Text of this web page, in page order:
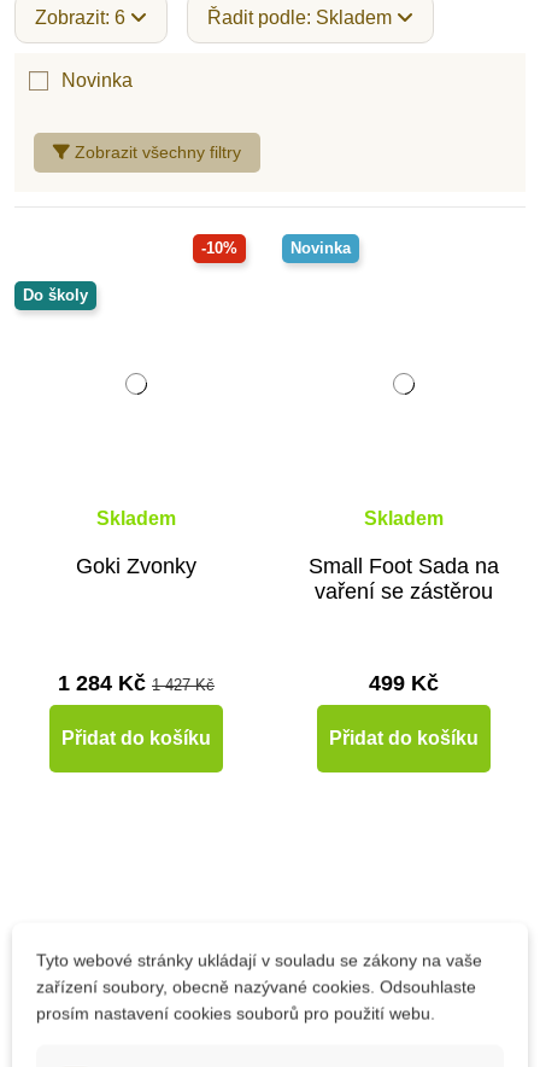
Zobrazit: 6 Řadit podle: Skladem
Zobrazit všechny filtry
Novinka
-10%
Do školy
Skladem
Goki Zvonky
1 284 Kč 1 427 Kč
Přidat do košíku
Novinka
Skladem
Small Foot Sada na
vaření se zástěrou
499 Kč
Přidat do košíku
Tyto webové stránky ukládají v souladu se zákony na vaše
zařízení soubory, obecně nazývané cookies. Odsouhlaste
prosím nastavení cookies souborů pro použití webu.